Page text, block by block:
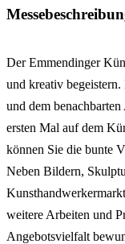
Der Emmendinger
und kreativ
und dem
ersten Mal auf dem
können Sie die bunte
Neben Bildern,
weitere Arbeiten und
Angebotsvielfalt